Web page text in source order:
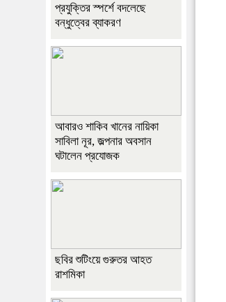
প্রযুক্তির স্পর্শে বদলেছে
বন্ধুত্বের ব্যাকরণ
আবারও শাকিব খানের নায়িকা
সাবিলা নূর, জল্পনার অবসান
ঘটালেন প্রযোজক
ছবির শুটিংয়ে গুরুতর আহত
রাশমিকা